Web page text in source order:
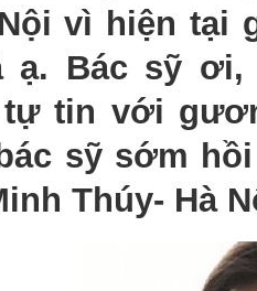
vì hiện tại
ạ. Bác sỹ
tự tin với
sỹ sớm
Thúy- Hà